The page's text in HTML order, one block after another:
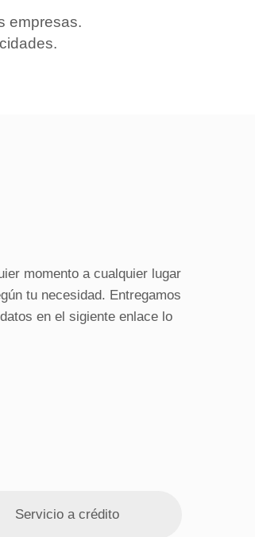
empresas.
momento a cualquier lugar
tu necesidad. Entregamos
en el sigiente enlace lo
Servicio a crédito